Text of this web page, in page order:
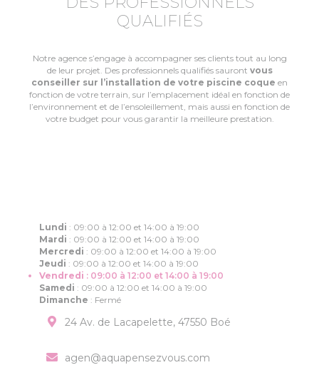
QUALIFIÉS
Notre agence s’engage à accompagner ses clients tout au long
de leur projet. Des professionnels qualifiés sauront vous
conseiller sur l’installation de votre piscine coque en
fonction de votre terrain, sur l’emplacement idéal en fonction de
l’environnement et de l’ensoleillement, mais aussi en fonction de
votre budget pour vous garantir la meilleure prestation.
Lundi : 09:00 à 12:00 et 14:00 à 19:00
Mardi : 09:00 à 12:00 et 14:00 à 19:00
Mercredi : 09:00 à 12:00 et 14:00 à 19:00
Jeudi : 09:00 à 12:00 et 14:00 à 19:00
Vendredi : 09:00 à 12:00 et 14:00 à 19:00
Samedi : 09:00 à 12:00 et 14:00 à 19:00
Dimanche : Fermé
24 Av. de Lacapelette, 47550 Boé
agen@aquapensezvous.com